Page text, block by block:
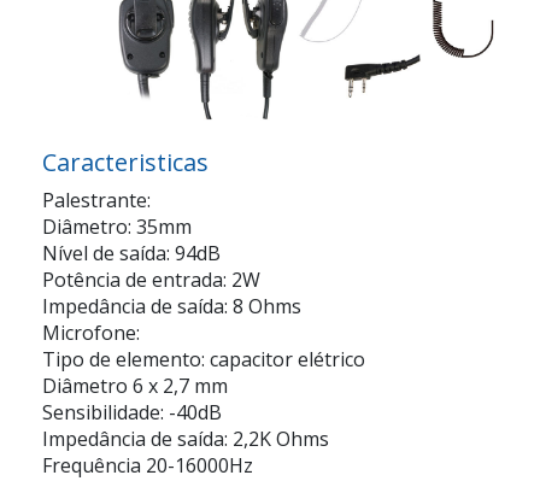
Caracteristicas
Palestrante:
Diâmetro: 35mm
Nível de saída: 94dB
Potência de entrada: 2W
Impedância de saída: 8 Ohms
Microfone:
Tipo de elemento: capacitor elétrico
Diâmetro 6 x 2,7 mm
Sensibilidade: -40dB
Impedância de saída: 2,2K Ohms
Frequência 20-16000Hz